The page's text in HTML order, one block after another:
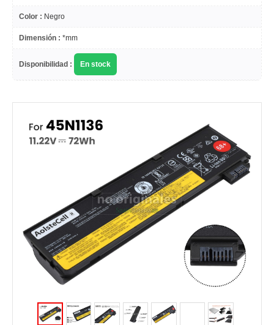
Color : Negro
Dimensión : *mm
Disponibilidad : En stock